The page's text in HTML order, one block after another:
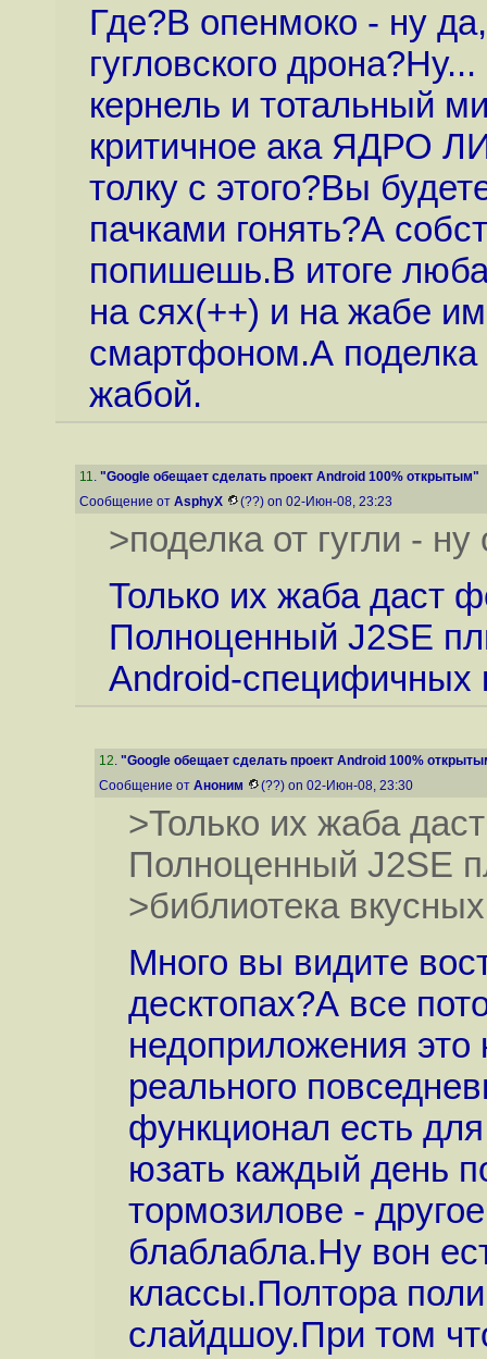
Где?В опенмоко - ну
гугловского
кернель и тотальный
критичное ака ЯДРО
толку с этого?Вы
пачками гонять?А
попишешь.В итоге
на сях(++) и на жабе
смартфоном.А поделка
жабой.
11. "Google обещает сделать проект Android 100% открытым"
Сообщение от AsphyX (??) on 02-Июн-08, 23:23
>поделка от гугли -
Только их жаба даст
Полноценный J2SE
Android-специфичных
12. "Google обещает сделать проект Android 100%
Сообщение от Аноним (??) on 02-Июн-08, 23:30
>Только их жаба
Полноценный J2SE
>библиотека
Много вы видите
десктопах?А все
недоприложения это
реального
функционал есть
юзать каждый день
тормозилове -
блаблабла.Ну вон
классы.Полтора
слайдшоу.При том